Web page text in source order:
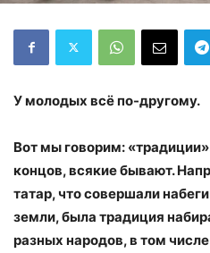
У молодых всё по-другому.
Вот мы говорим:
концов, всякие бывают.
татар, что совершали
земли, была традиция
разных народов, в том